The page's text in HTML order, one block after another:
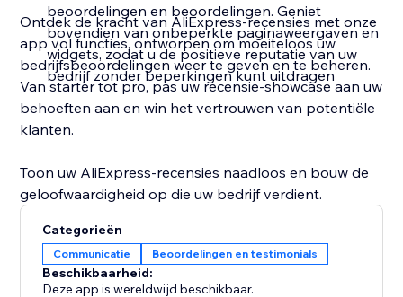
beoordelingen en beoordelingen. Geniet
bovendien van onbeperkte paginaweergaven en
widgets, zodat u de positieve reputatie van uw
bedrijf zonder beperkingen kunt uitdragen
Ontdek de kracht van AliExpress-recensies met onze
app vol functies, ontworpen om moeiteloos uw
bedrijfsbeoordelingen weer te geven en te beheren.
Van starter tot pro, pas uw recensie-showcase aan uw
behoeften aan en win het vertrouwen van potentiële
klanten.
Toon uw AliExpress-recensies naadloos en bouw de
geloofwaardigheid op die uw bedrijf verdient.
Categorieën
Communicatie Beoordelingen en testimonials
Beschikbaarheid:
Deze app is wereldwijd beschikbaar.